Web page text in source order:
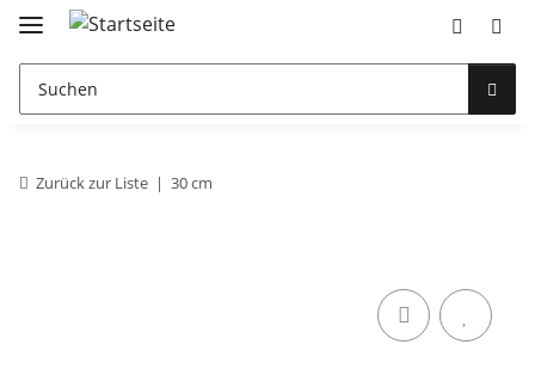
Zurück zur Liste 30 cm